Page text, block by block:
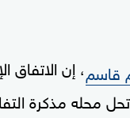
قاسم، إن الاتفاق
محله مذكرة